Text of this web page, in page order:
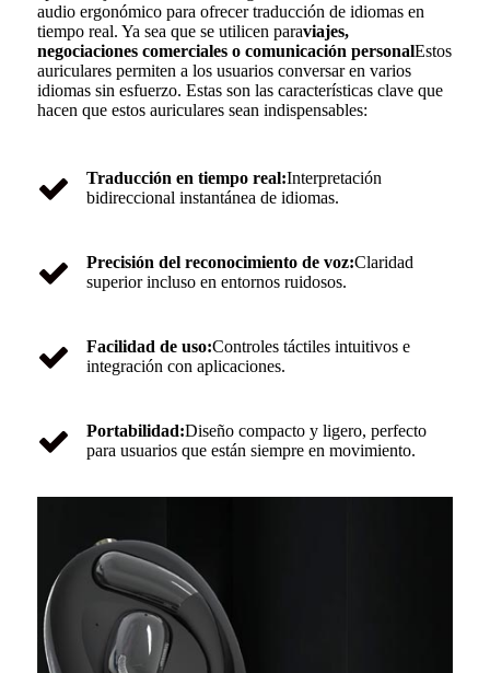
audio ergonómico para ofrecer traducción de idiomas en
tiempo real. Ya sea que se utilicen paraviajes,
negociaciones comerciales o comunicación personalEstos
auriculares permiten a los usuarios conversar en varios
idiomas sin esfuerzo. Estas son las características clave que
hacen que estos auriculares sean indispensables:
Traducción en tiempo real:Interpretación
bidireccional instantánea de idiomas.
Precisión del reconocimiento de voz:Claridad
superior incluso en entornos ruidosos.
Facilidad de uso:Controles táctiles intuitivos e
integración con aplicaciones.
Portabilidad:Diseño compacto y ligero, perfecto
para usuarios que están siempre en movimiento.